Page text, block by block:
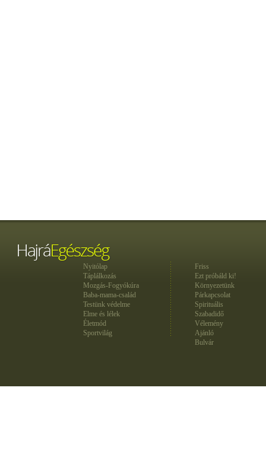
Nyitólap
Táplálkozás
Mozgás-Fogyókúra
Baba-mama-család
Testünk védelme
Elme és lélek
Életmód
Sportvilág
Friss
Ezt próbáld ki!
Környezetünk
Párkapcsolat
Spirituális
Szabadidő
Vélemény
Ajánló
Bulvár